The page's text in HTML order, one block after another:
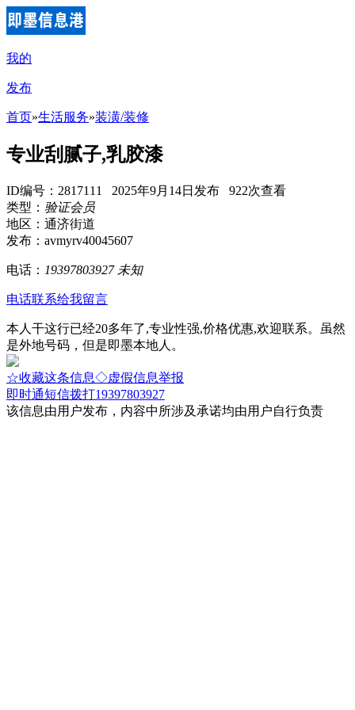
我的
发布
首页»生活服务»装潢/装修
专业刮腻子,乳胶漆
ID编号：2817111 2025年9月14日发布 922次查看
类型： 验证会员
地区：通济街道
发布：avmyrv40045607
电话： 19397803927 未知
电话联系给我留言
本人干这行已经20多年了,专业性强,价格优惠,欢迎联系。虽然
是外地号码，但是即墨本地人。
☆收藏这条信息◇虚假信息举报
即时通短信拨打19397803927
该信息由用户发布，内容中所涉及承诺均由用户自行负责